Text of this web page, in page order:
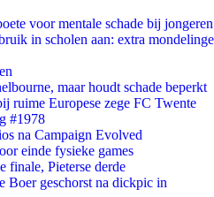
voor mentale schade bij jongeren
in scholen aan: extra mondelinge
maar houdt schade beperkt
ruime Europese zege FC Twente
#1978
na Campaign Evolved
einde fysieke games
finale, Pieterse derde
Boer geschorst na dickpic in